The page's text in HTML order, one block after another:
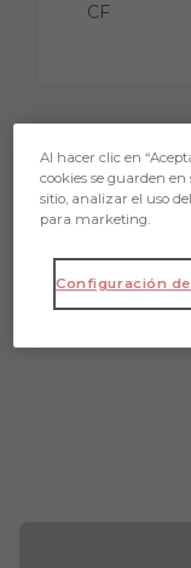
CF
Al hacer clic en
cookies se guarden
sitio, analizar el uso
para marketing.
Configuración